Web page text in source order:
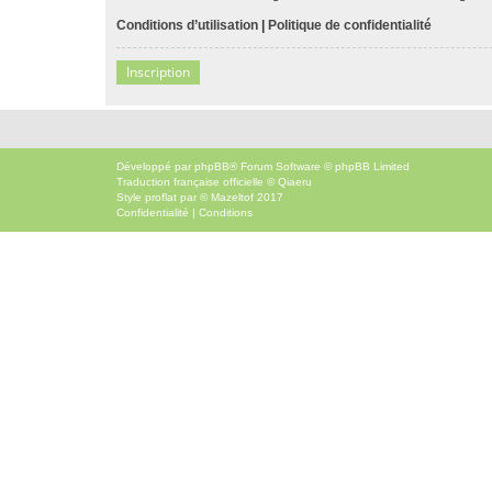
Conditions d’utilisation | Politique de confidentialité
Inscription
Développé par phpBB® Forum Software © phpBB Limited
Traduction française officielle ©Qiaeru
Style proflat par © Mazeltof 2017
Confidentialité | Conditions